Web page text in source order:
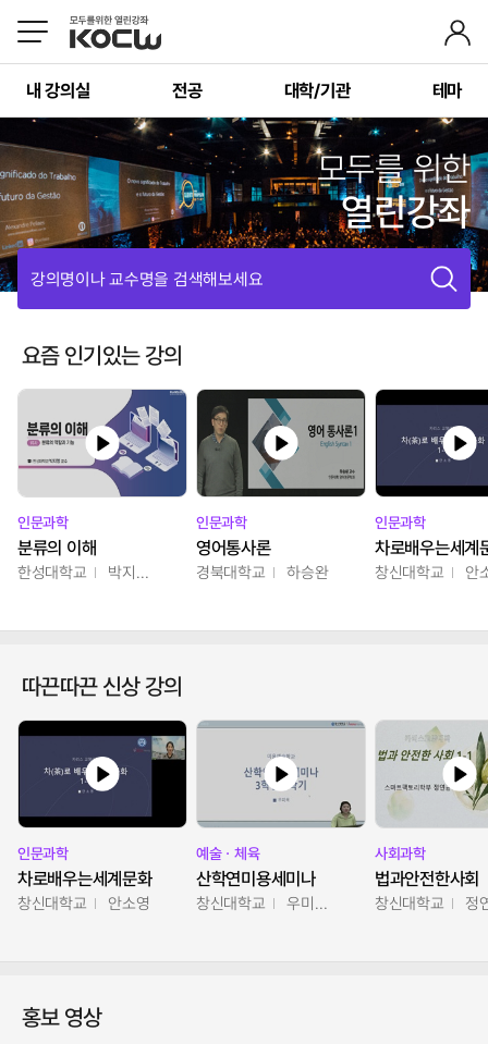
내 강의실 전공 대학/기관 테마
모두를 위한
열린강좌
강의명이나 교수명을 검색해보세요
요즘 인기있는 강의
인문과학
분류의 이해
한성대학교 박지영,이혜원,최인경
인문과학
영어통사론
경북대학교 하승완
인문과학
차로배우는세계
창신대학교 안
따끈따끈 신상 강의
인문과학
차로배우는세계문화
창신대학교 안소영
예술ㆍ체육
산학연미용세미나
창신대학교 우미옥,오윤경,박선이
사회과학
법과안전한사회
창신대학교 정
홍보 영상